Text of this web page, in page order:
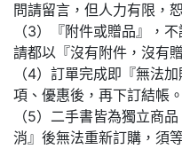
問請留言，但人力有限，
（3）『附件或贈品』，
請都以『沒有附件，沒有
（4）訂單完成即『無法
項、優惠後，再下訂結帳
（5）二手書皆為獨立商
消』後無法重新訂購，須